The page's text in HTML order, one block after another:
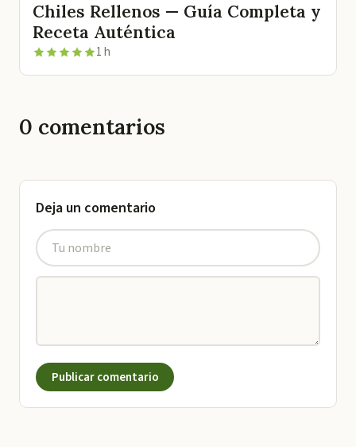
Chiles Rellenos — Guía Completa y
Receta Auténtica
1 h
0 comentarios
Deja un comentario
Publicar comentario